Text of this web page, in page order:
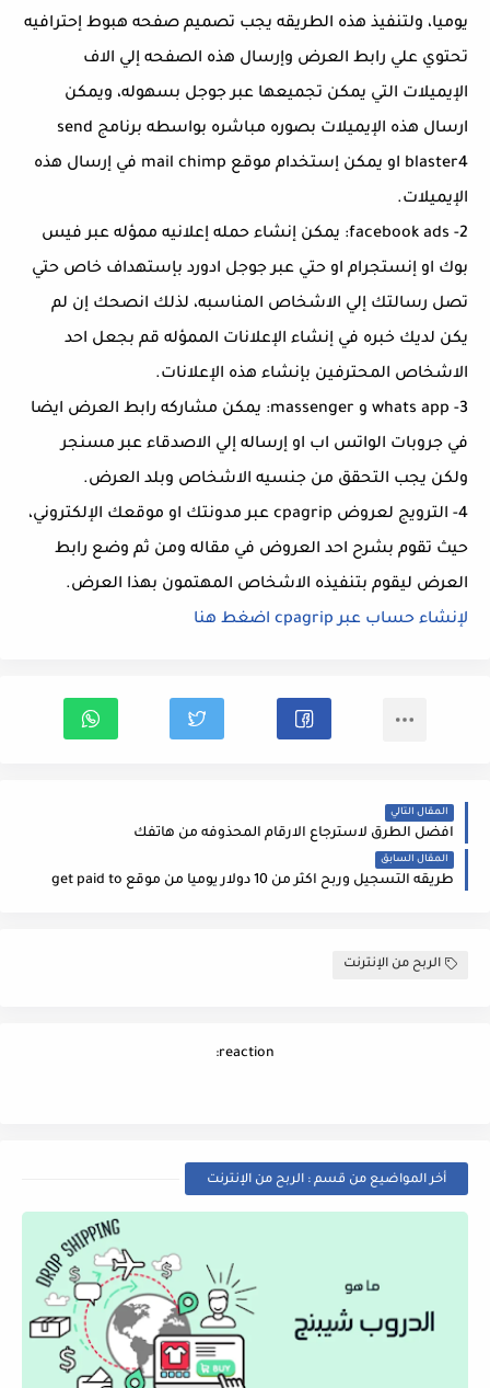
يوميا، ولتنفيذ هذه الطريقه يجب تصميم صفحه هبوط إحترافيه
تحتوي علي رابط العرض وإرسال هذه الصفحه إلي الاف
الإيميلات التي يمكن تجميعها عبر جوجل بسهوله، ويمكن
ارسال هذه الإيميلات بصوره مباشره بواسطه برنامج send
blaster4 او يمكن إستخدام موقع mail chimp في إرسال هذه
الإيميلات.
2- facebook ads: يمكن إنشاء حمله إعلانيه ممؤله عبر فيس
بوك او إنستجرام او حتي عبر جوجل ادورد بإستهداف خاص حتي
تصل رسالتك إلي الاشخاص المناسبه، لذلك انصحك إن لم
يكن لديك خبره في إنشاء الإعلانات الممؤله قم بجعل احد
الاشخاص المحترفين بإنشاء هذه الإعلانات.
3- whats app و massenger: يمكن مشاركه رابط العرض ايضا
في جروبات الواتس اب او إرساله إلي الاصدقاء عبر مسنجر
ولكن يجب التحقق من جنسيه الاشخاص وبلد العرض.
4- الترويج لعروض cpagrip عبر مدونتك او موقعك الإلكتروني،
حيث تقوم بشرح احد العروض في مقاله ومن ثم وضع رابط
العرض ليقوم بتنفيذه الاشخاص المهتمون بهذا العرض.
لإنشاء حساب عبر cpagrip اضغط هنا
المقال التالي
افضل الطرق لاسترجاع الارقام المحذوفه من هاتفك
المقال السابق
طريقه التسجيل وربح اكثر من 10 دولار يوميا من موقع get paid to
الربح من الإنترنت
reaction:
أخر المواضيع من قسم : الربح من الإنترنت